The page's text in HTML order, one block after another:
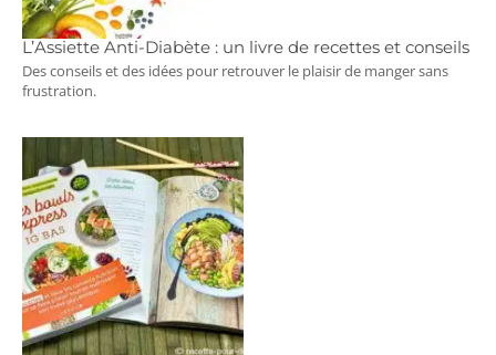
L’Assiette Anti-Diabète : un livre de recettes et conseils
Des conseils et des idées pour retrouver le plaisir de manger sans
frustration.